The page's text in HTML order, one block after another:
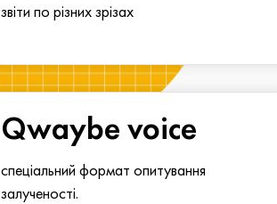
звіти по різних зрізах
Qwaybe voice
спеціальний формат опитування
залученості.